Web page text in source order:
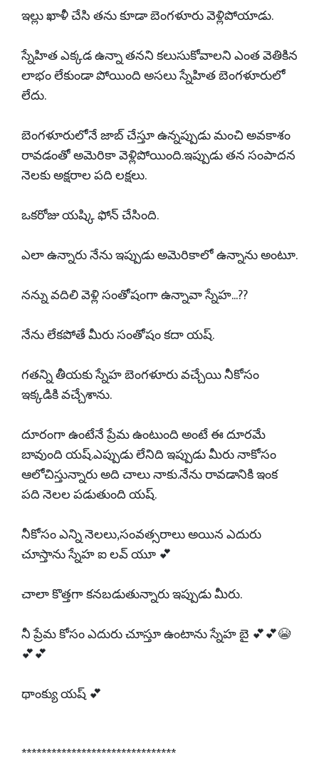
ఇల్లు ఖాళీ చేసి తను కూడా బెంగళూరు వెళ్లిపోయాడు.
స్నేహిత ఎక్కడ ఉన్నా తనని కలుసుకోవాలని ఎంత వెతికిన
లాభం లేకుండా పోయింది అసలు స్నేహిత బెంగళూరులో
లేదు.
బెంగళూరులోనే జాబ్ చేస్తూ ఉన్నప్పుడు మంచి అవకాశం
రావడంతో అమెరికా వెళ్లిపోయింది.ఇప్పుడు తన సంపాదన
నెలకు అక్షరాల పది లక్షలు.
ఒకరోజు యష్కి ఫోన్ చేసింది.
ఎలా ఉన్నారు నేను ఇప్పుడు అమెరికాలో ఉన్నాను అంటూ.
నన్ను వదిలి వెళ్లి సంతోషంగా ఉన్నావా స్నేహ...??
నేను లేకపోతే మీరు సంతోషం కదా యష్.
గతన్ని తీయకు స్నేహ బెంగళూరు వచ్చేయి నీకోసం
ఇక్కడికి వచ్చేశాను.
దూరంగా ఉంటేనే ప్రేమ ఉంటుంది అంటే ఈ దూరమే
బావుంది యష్.ఎప్పుడు లేనిది ఇప్పుడు మీరు నాకోసం
ఆలోచిస్తున్నారు అది చాలు నాకు.నేను రావడానికి ఇంక
పది నెలల పడుతుంది యష్.
నీకోసం ఎన్ని నెలలు,సంవత్సరాలు అయిన ఎదురు
చూస్తాను స్నేహ ఐ లవ్ యూ 💕
చాలా కొత్తగా కనబడుతున్నారు ఇప్పుడు మీరు.
నీ ప్రేమ కోసం ఎదురు చూస్తూ ఉంటాను స్నేహ బై 💕💕😭
💕💕
థాంక్యు యష్ 💕
*******************************